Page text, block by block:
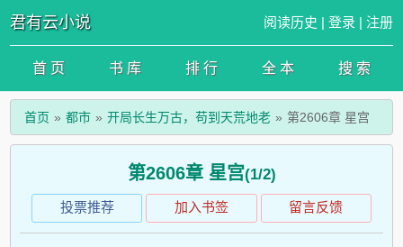
君有云小说 阅读历史 | 登录 | 注册
首 页 书 库 排 行 全 本 搜 索
首页 都市 开局长生万古，苟到天荒地老 第2606章 星宫
第2606章 星宫(1/2)
投票推荐 加入书签 留言反馈